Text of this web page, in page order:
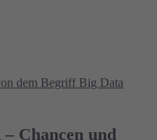
Chancen und